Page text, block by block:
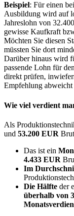
Beispiel: Für einen
Ausbildung wird auf
Jahreslohn von
gewisse Kaufkraft
Möchten Sie diesen
müssten Sie dort
Darüber hinaus wird
passende Lohn für
direkt prüfen,
Empfehlung
Wie viel verdient
Als
und 53.200 EUR
Das ist ein
4.433 EUR
Im
Die Hälfte der
überhalb von